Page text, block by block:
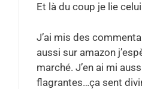
Et là du coup je lie
J’ai mis des
aussi sur amazon
marché. J’en ai mi
flagrantes…ça sent